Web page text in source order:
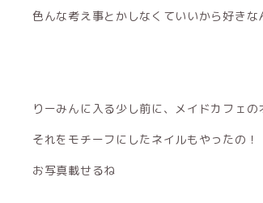
色んな考え事とかしなくていいから好き
りーみんに入る少し前に、メイドカフェ
それをモチーフにしたネイルもやったの！
お写真載せるね